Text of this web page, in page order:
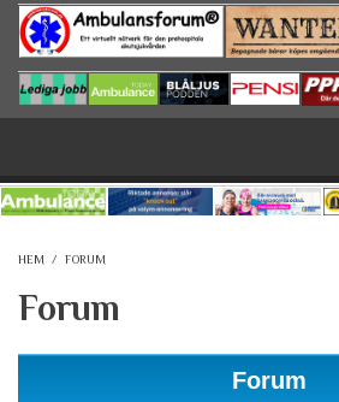
Hoppa till huvudinnehåll
HEM / FORUM
Forum